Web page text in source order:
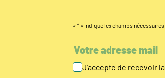
« * » indique les champs nécessaires
J’accepte de recevoir